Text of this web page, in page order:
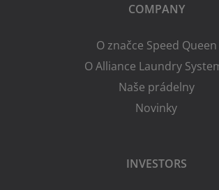
COMPANY
O značce Speed Queen
O Alliance Laundry
Naše prádelny
Novinky
INVESTORS